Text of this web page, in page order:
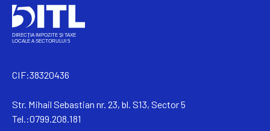
CIF:38320436
Str. Mihail Sebastian nr. 23, bl. S13, Sector 5
Tel.:0799.208.181